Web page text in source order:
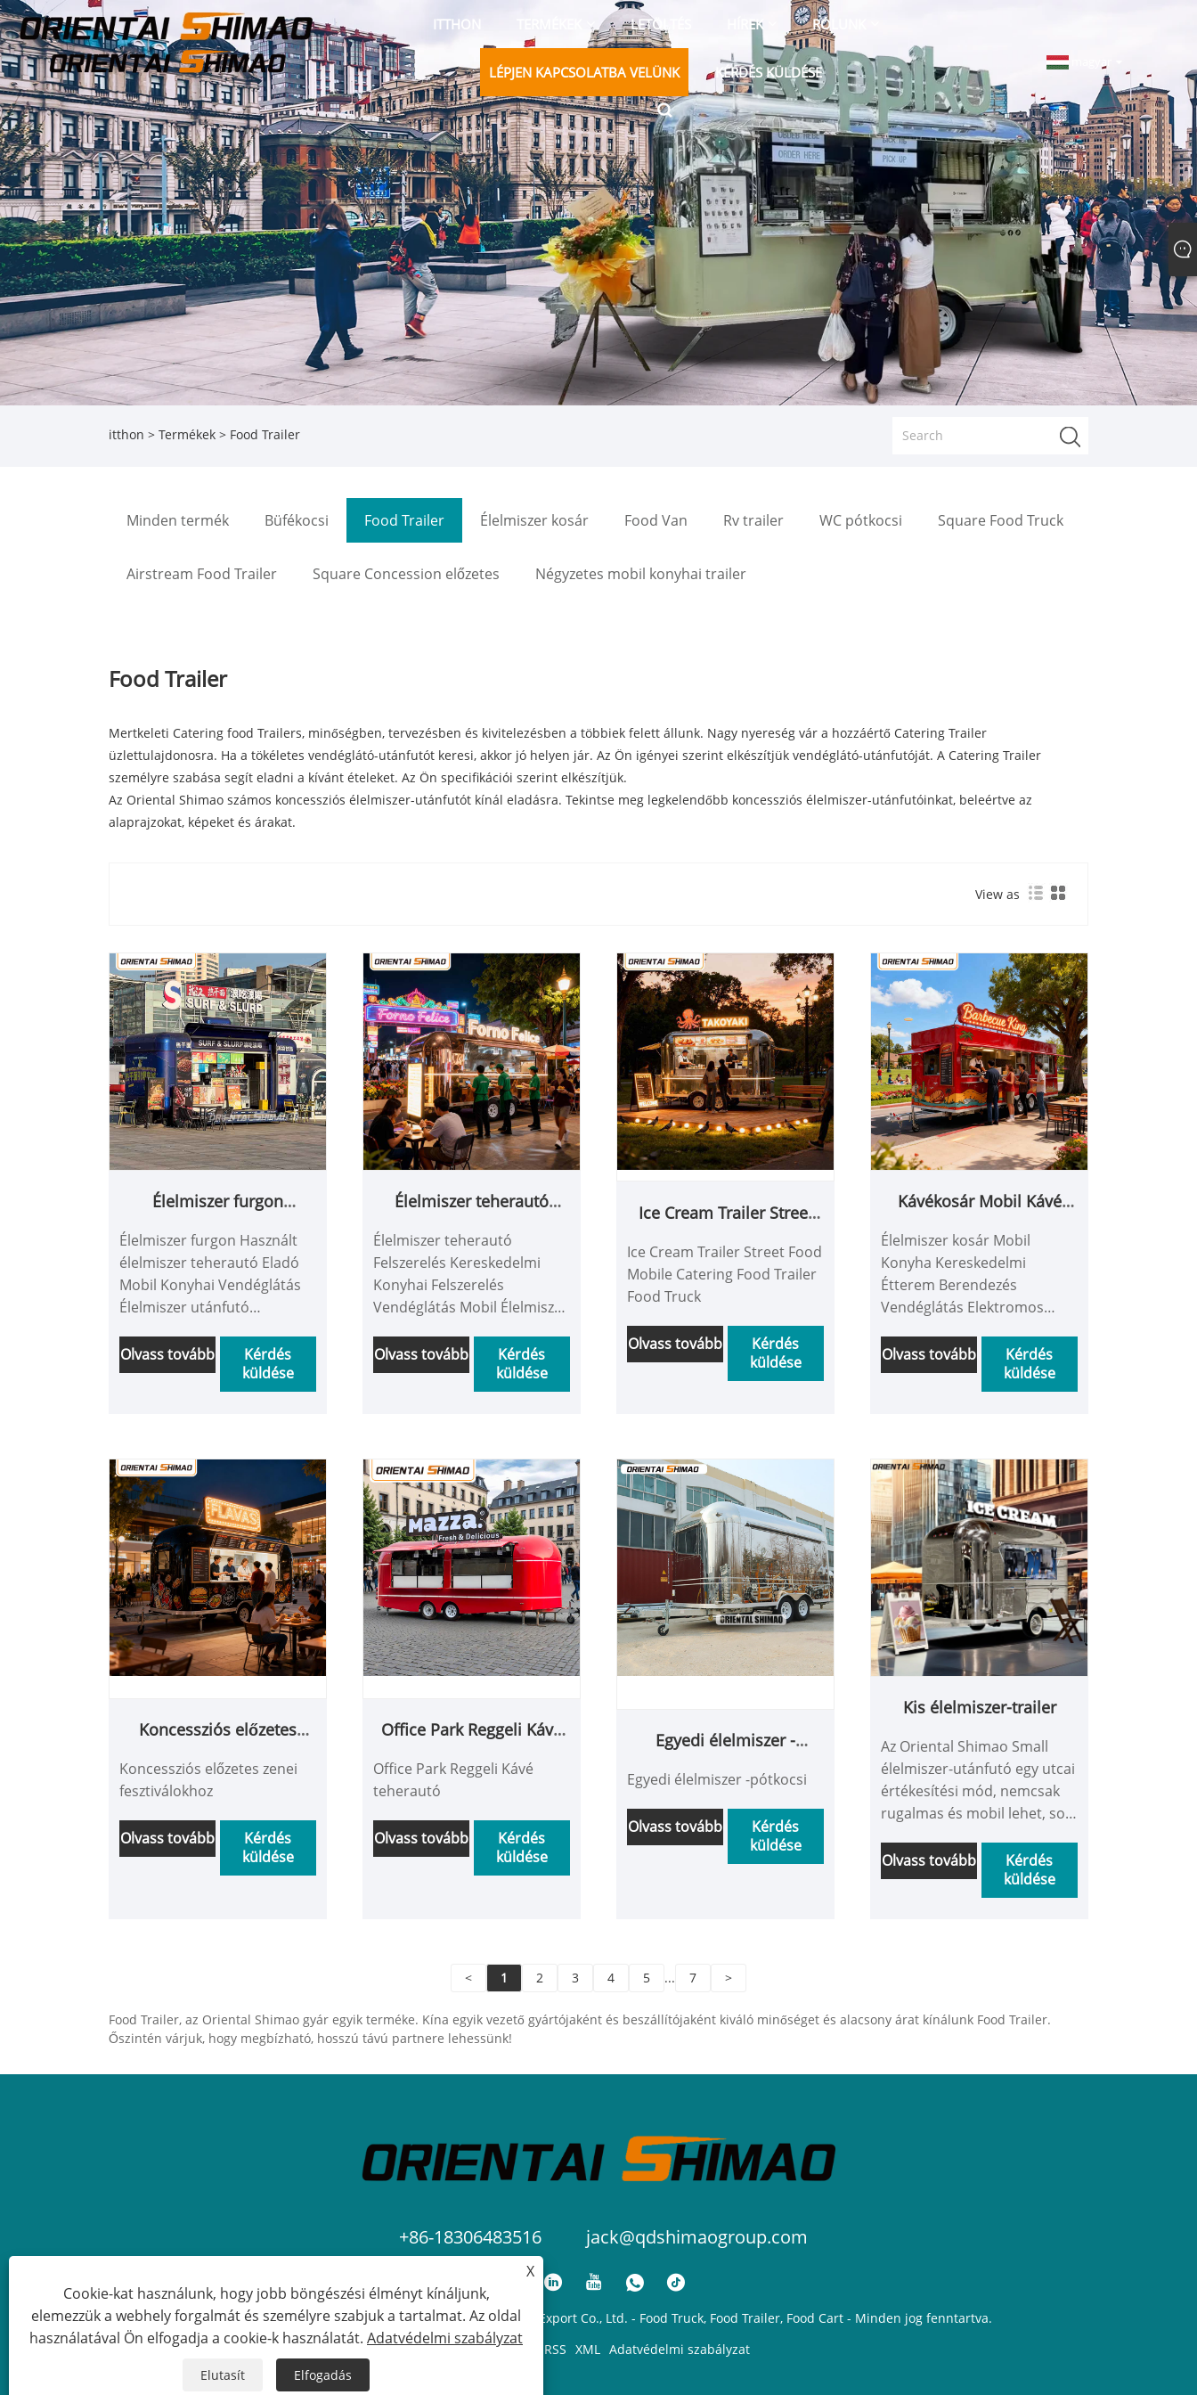
ITTHON LETÖLTÉS HÍREK RÓLUNK
LÉPJEN KAPCSOLATBA VELÜNK KÉRDÉS KÜLDÉSE
itthon > Termékek > Food Trailer
Minden termék Büfékocsi Food Trailer Élelmiszer kosár Food Van Rv trailer WC pótkocsi Square Food Truck
Airstream Food Trailer Square Concession előzetes Négyzetes mobil konyhai trailer
Food Trailer
Mertkeleti Catering food Trailers, minőségben, tervezésben és kivitelezésben a többiek felett állunk. Nagy nyereség vár a hozzáértő Catering Trailer
üzlettulajdonosra. Ha a tökéletes vendéglátó-utánfutót keresi, akkor jó helyen jár. Az Ön igényei szerint elkészítjük vendéglátó-utánfutóját. A Catering Trailer
személyre szabása segít eladni a kívánt ételeket. Az Ön specifikációi szerint elkészítjük.
Az Oriental Shimao számos koncessziós élelmiszer-utánfutót kínál eladásra. Tekintse meg legkelendőbb koncessziós élelmiszer-utánfutóinkat, beleértve az
alaprajzokat, képeket és árakat.
View as
Élelmiszer furgon
teherautó Eladó Mobil
Konyhai Vendéglátás
Élelmiszer utánfutó
Élelmiszer teherautó
Élelmiszer furgon Használt
élelmiszer teherautó Eladó
Mobil Konyhai Vendéglátás
Élelmiszer utánfutó
Olvass tovább
Kérdés
küldése
Élelmiszer teherautó
Konyhai Felszerelés
Vendéglátás Mobil
Élelmiszer Utánfutó
Élelmiszer teherautó
Élelmiszer teherautó
Felszerelés Kereskedelmi
Konyhai Felszerelés
Vendéglátás Mobil Élelmiszer
teherautó
Olvass tovább
Kérdés
küldése
Ice Cream Trailer Street
Food Trailer Food Truck
Ice Cream Trailer Street Food
Mobile Catering Food Trailer
Food Truck
Olvass tovább
Kérdés
küldése
Kávékosár Mobil Kávé
kocsi Étterem
Vendéglátás Élelmiszer
utánfutó Üzleti Élelmiszer
teherautó
Élelmiszer kosár Mobil
Konyha Kereskedelmi
Étterem Berendezés
Vendéglátás Elektromos
használat Élelmiszer-
teherautó
Olvass tovább
Kérdés
küldése
Koncessziós előzetes
Koncessziós előzetes zenei
fesztiválokhoz
Olvass tovább
Kérdés
küldése
Office Park Reggeli Kávé
Office Park Reggeli Kávé
teherautó
Olvass tovább
Kérdés
küldése
Egyedi élelmiszer -
Egyedi élelmiszer -pótkocsi
Olvass tovább
Kérdés
küldése
Kis élelmiszer-trailer
Az Oriental Shimao Small
élelmiszer-utánfutó egy utcai
értékesítési mód, nemcsak
rugalmas és mobil lehet, sok
sokféle harapnivalót és italt
is kínál, most nagyon
népszerű, szívesen látjuk a
Olvass tovább
Kérdés
küldése
< 1 2 3 4 5 ... 7 >
Food Trailer, az Oriental Shimao gyár egyik terméke. Kína egyik vezető gyártójaként és beszállítójaként kiváló minőséget és alacsony árat kínálunk Food Trailer.
Őszintén várjuk, hogy megbízható, hosszú távú partnere lehessünk!
+86-18306483516 jack@qdshimaogroup.com
Copyright © 2023 Qingdao Oriental Shimao Import and Export Co., Ltd. - Food Truck, Food Trailer, Food Cart - Minden jog fenntartva.
Links Sitemap RSS XML Adatvédelmi szabályzat
X
Cookie-kat használunk, hogy jobb böngészési élményt kínáljunk,
elemezzük a webhely forgalmát és személyre szabjuk a tartalmat. Az oldal
használatával Ön elfogadja a cookie-k használatát. Adatvédelmi szabályzat
Elutasít Elfogadás